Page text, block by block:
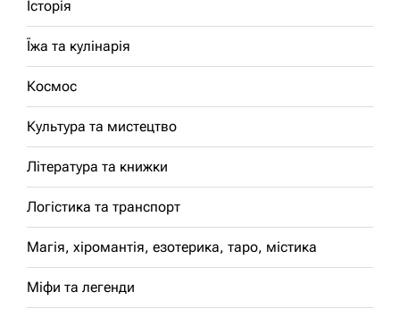
Історія
Їжа та кулінарія
Космос
Культура та мистецтво
Література та книжки
Логістика та транспорт
Магія, хіромантія, езотерика, таро, містика
Міфи та легенди